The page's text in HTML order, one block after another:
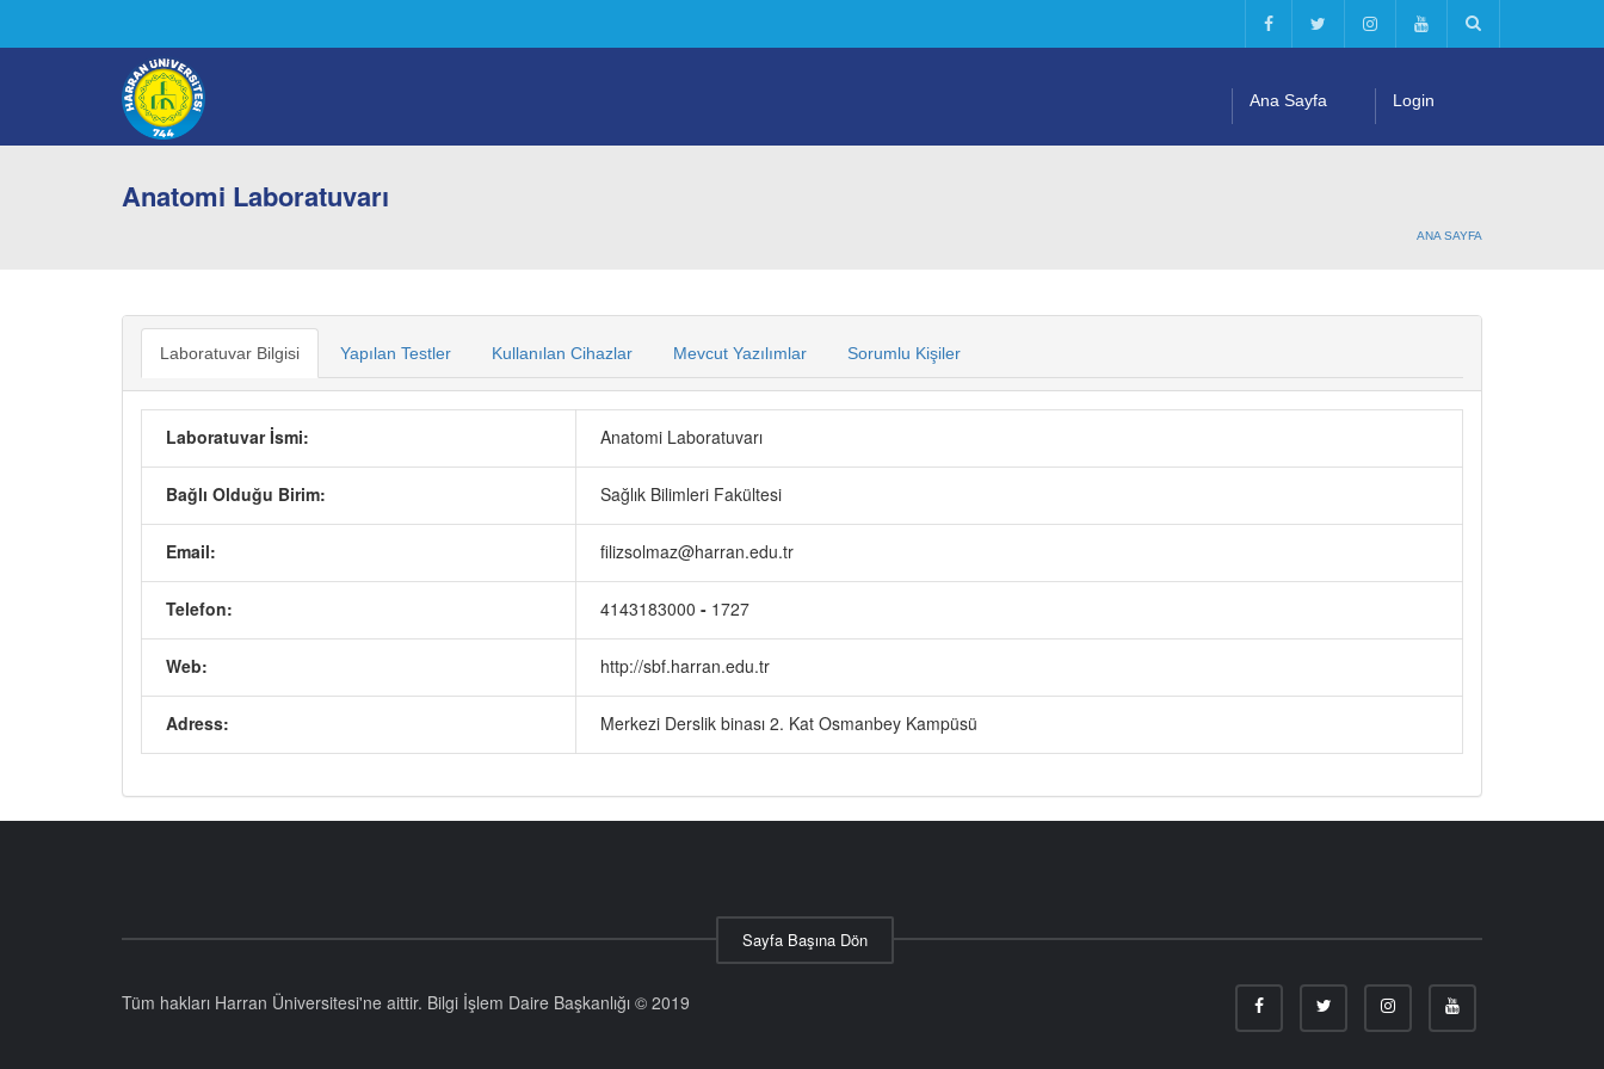
Ana Sayfa Login
Anatomi Laboratuvarı
ANA SAYFA
Laboratuvar Bilgisi Yapılan Testler Kullanılan Cihazlar Mevcut Yazılımlar Sorumlu Kişiler
Laboratuvar İsmi: Anatomi Laboratuvarı
Bağlı Olduğu Birim: Sağlık Bilimleri Fakültesi
Email: filizsolmaz@harran.edu.tr
Telefon: 4143183000 - 1727
Web: http://sbf.harran.edu.tr
Adress: Merkezi Derslik binası 2. Kat Osmanbey Kampüsü
Sayfa Başına Dön
Tüm hakları Harran Üniversitesi'ne aittir. Bilgi İşlem Daire Başkanlığı © 2019